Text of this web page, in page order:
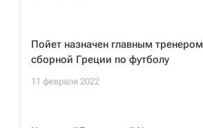
Пойет назначен главным тренером
сборной Греции по футболу
11 февраля 2022